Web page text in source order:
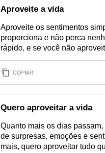
Aproveite a vida
Aproveite os sentimentos
proporciona e não perca
rápido, e se você não
COPIAR
Quero aproveitar a vida
Quanto mais os dias
de surpresas, emoções e
mais, quero aproveitar tudo